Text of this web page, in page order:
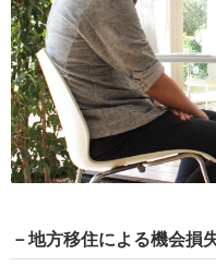
－地方移住による機会損